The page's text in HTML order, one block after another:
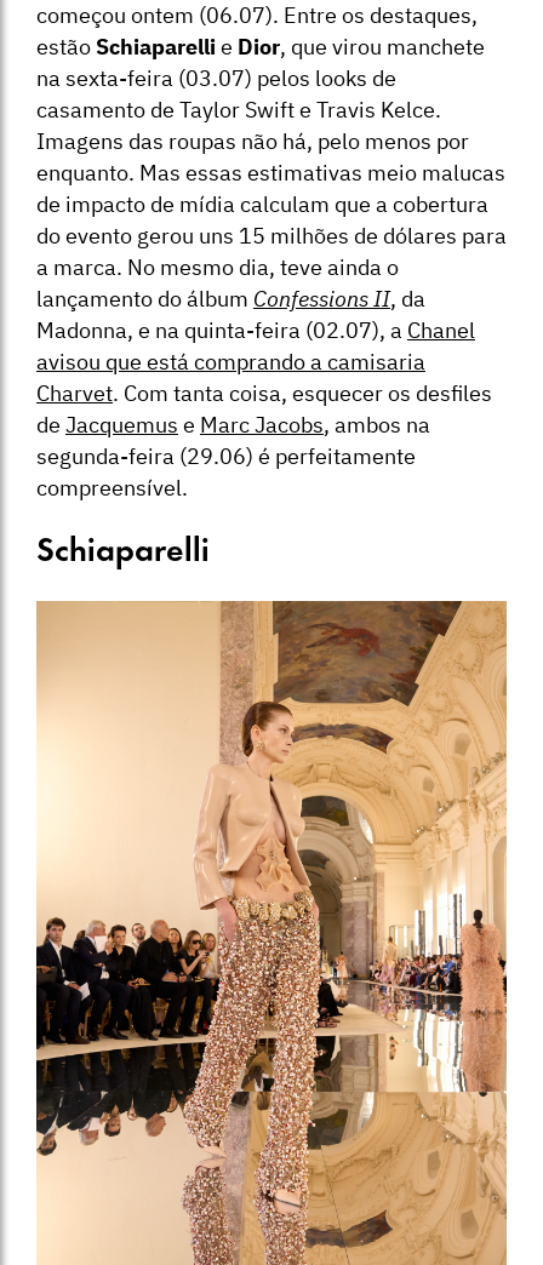
começou ontem (06.07). Entre os destaques,
estão Schiaparellie Dior, que virou manchete
na sexta-feira (03.07) pelos looks de
casamento de Taylor Swift e Travis Kelce.
Imagens das roupas não há, pelo menos por
enquanto. Mas essas estimativas meio malucas
de impacto de mídia calculam que a cobertura
do evento gerou uns 15 milhões de dólares para
a marca. No mesmo dia, teve ainda o
lançamento do álbum Confessions II, da
Madonna, e na quinta-feira (02.07), a Chanel
avisou que está comprando a camisaria
Charvet. Com tanta coisa, esquecer os desfiles
de Jacquemus e Marc Jacobs, ambos na
segunda-feira (29.06) é perfeitamente
compreensível.
Schiaparelli